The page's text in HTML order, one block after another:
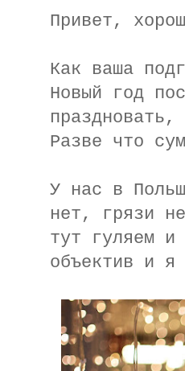
Привет,
Как ваша
Новый год
Разве что
У нас в
нет, грязи
тут гуляем и
объектив и я